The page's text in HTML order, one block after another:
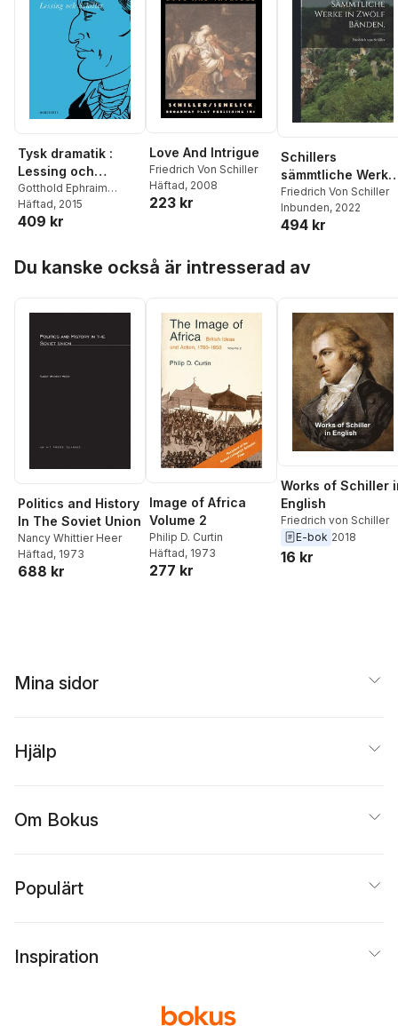
Tysk dramatik :
Lessing och
Schiller
Gotthold Ephraim
Lessing ,Friedrich von
Schiller
Häftad, 2015
409 kr
Love And Intrigue
Friedrich Von Schiller
Häftad, 2008
223 kr
Schillers
sämmtliche Werke
in zwölf Bänden.
Friedrich Von Schiller
Inbunden, 2022
494 kr
Du kanske också är intresserad av
Politics and History
In The Soviet Union
Nancy Whittier Heer
Häftad, 1973
688 kr
Image of Africa
Volume 2
Philip D. Curtin
Häftad, 1973
277 kr
Works of Schiller
English
Friedrich von Schiller
E-bok 2018
16 kr
Mina sidor
Hjälp
Om Bokus
Populärt
Inspiration